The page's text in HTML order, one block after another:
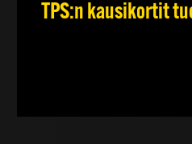
TPS:n kausikortit